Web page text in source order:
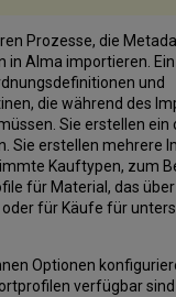
Prozesse, die
in Alma importieren.
und
die während des
Sie erstellen ein
Sie erstellen mehrere
Kauftypen, zum
für Material, das
für Käufe für
Optionen
verfügbar